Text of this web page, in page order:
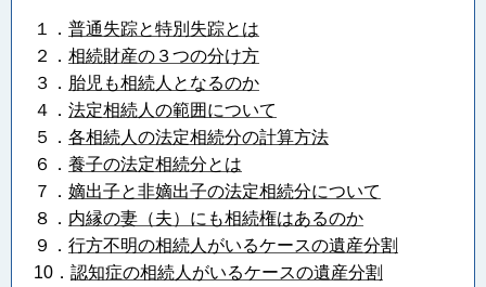
１． 普通失踪と特別失踪とは
２． 相続財産の３つの分け方
３． 胎児も相続人となるのか
４． 法定相続人の範囲について
５． 各相続人の法定相続分の計算方法
６． 養子の法定相続分とは
７． 嫡出子と非嫡出子の法定相続分について
８． 内縁の妻（夫）にも相続権はあるのか
９． 行方不明の相続人がいるケースの遺産分割
10． 認知症の相続人がいるケースの遺産分割